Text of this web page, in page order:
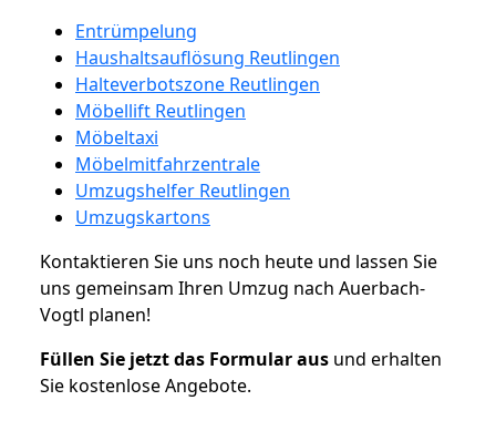
Entrümpelung
Haushaltsauflösung Reutlingen
Halteverbotszone Reutlingen
Möbellift Reutlingen
Möbeltaxi
Möbelmitfahrzentrale
Umzugshelfer Reutlingen
Umzugskartons
Kontaktieren Sie uns noch heute und lassen Sie
uns gemeinsam Ihren Umzug nach Auerbach-
Vogtl planen!
Füllen Sie jetzt das Formular aus und erhalten
Sie kostenlose Angebote.